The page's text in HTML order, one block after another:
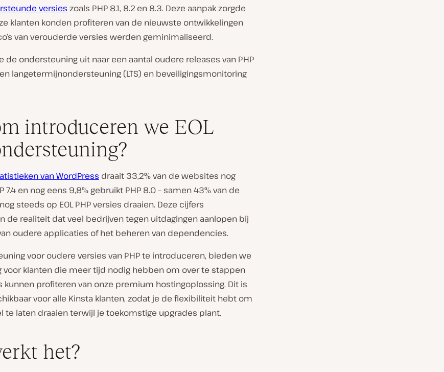
versies zoals PHP 8.1, 8.2 en 8.3. Deze aanpak zorgde
klanten konden profiteren van de nieuwste ontwikkelingen
van verouderde versies werden geminimaliseerd.
de ondersteuning uit naar een aantal oudere releases van PHP
langetermijnondersteuning (LTS) en beveiligingsmonitoring
introduceren we EOL
van WordPress draait 33,2% van de websites nog
7.4 en nog eens 9,8% gebruikt PHP 8.0 – samen 43% van de
steeds op EOL PHP versies draaien. Deze cijfers
de realiteit dat veel bedrijven tegen uitdagingen aanlopen bij
oudere applicaties of het beheren van dependencies.
voor oudere versies van PHP te introduceren, bieden we
voor klanten die meer tijd nodig hebben om over te stappen
kunnen profiteren van onze premium hostingoplossing. Dit is
voor alle Kinsta klanten, zodat je de flexibiliteit hebt om
te laten draaien terwijl je toekomstige upgrades plant.
het?